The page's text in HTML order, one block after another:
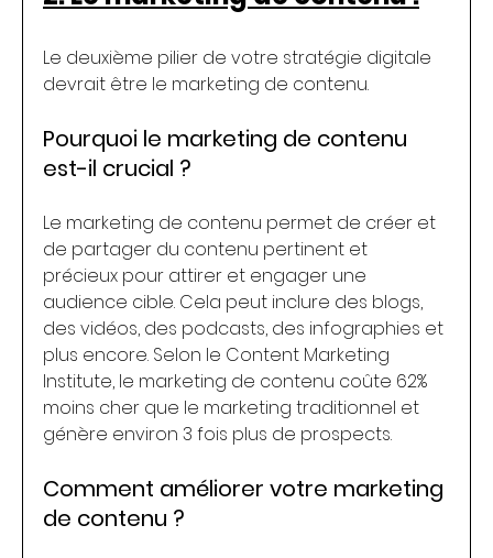
Le deuxième pilier de votre stratégie digitale
devrait être le marketing de contenu.
Pourquoi le marketing de contenu
est-il crucial ?
Le marketing de contenu permet de créer et
de partager du contenu pertinent et
précieux pour attirer et engager une
audience cible. Cela peut inclure des blogs,
des vidéos, des podcasts, des infographies et
plus encore. Selon le Content Marketing
Institute, le marketing de contenu coûte 62%
moins cher que le marketing traditionnel et
génère environ 3 fois plus de prospects.
Comment améliorer votre marketing
de contenu ?